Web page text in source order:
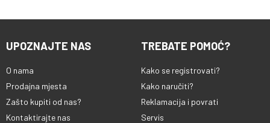
UPOZNAJTE NAS
O nama
Prodajna mjesta
Zašto kupiti od nas?
Kontaktirajte nas
TREBATE POMOĆ?
Kako se registrovati?
Kako naručiti?
Reklamacija i povrati
Servis